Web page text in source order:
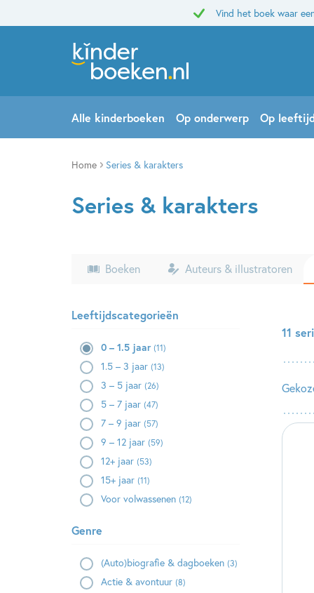
Vind het boek waar
Alle kinderboeken Op onderwerp Op
Home Series & karakters
Series & karakters
Boeken Auteurs & illustratoren
Leeftijdscategorieën
0 – 1.5 jaar (11)
1.5 – 3 jaar (13)
3 – 5 jaar (26)
5 – 7 jaar (47)
7 – 9 jaar (57)
9 – 12 jaar (59)
12+ jaar (53)
15+ jaar (11)
Voor volwassenen (12)
Genre
(Auto)biografie & dagboeken (3)
Actie & avontuur (8)
11